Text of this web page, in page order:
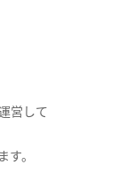
営して
。